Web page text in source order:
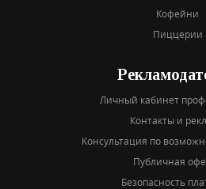
Кофейни
Пиццерии
Личный кабинет
Контакты и
Консультация по
Публичная
Безопасность